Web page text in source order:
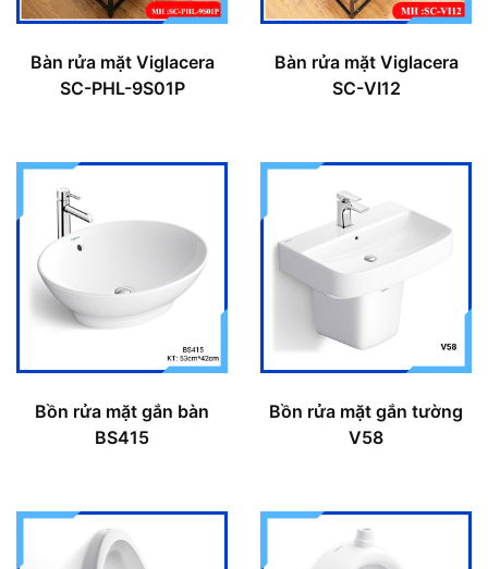
Bàn rửa mặt Viglacera
SC-PHL-9S01P
Bàn rửa mặt Viglacera
SC-VI12
Bồn rửa mặt gắn bàn
BS415
Bồn rửa mặt gắn tường
V58